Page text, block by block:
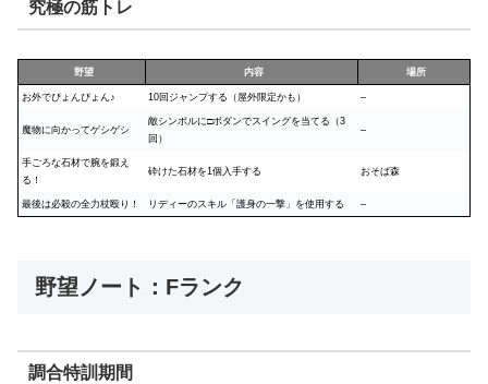
究極の筋トレ
野望 内容 場所
お外でぴょんぴょん♪ 10回ジャンプする（屋外限定かも） –
魔物に向かってゲシゲシ
敵シンボルに□ボダンでスイングを当てる（3
回）
–
手ごろな石材で腕を鍛え
る！
砕けた石材を1個入手する おそば森
最後は必殺の全力杖殴り！ リディーのスキル「護身の一撃」を使用する –
野望ノート：Fランク
調合特訓期間